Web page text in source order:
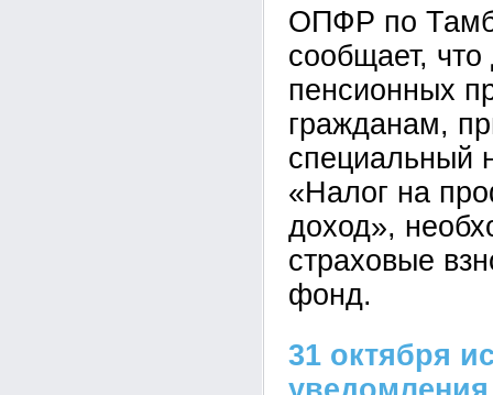
ОПФР по
сообщает,
пенсионных
гражданам,
специальный
«Налог на
доход»,
страховые
фонд.
31 октября